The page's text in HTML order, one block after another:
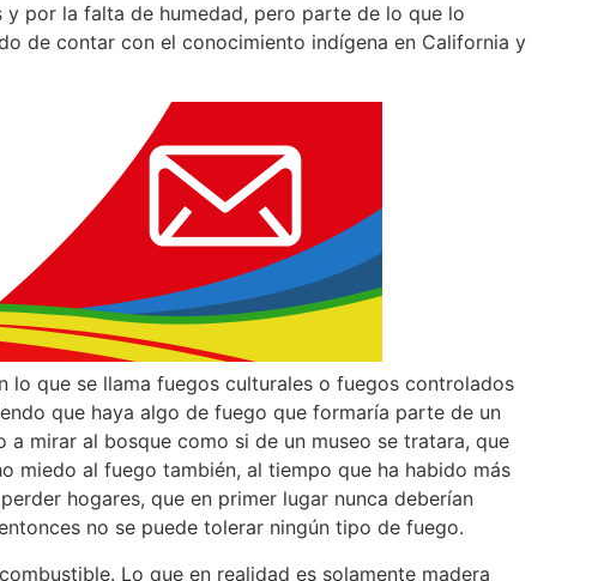
por la falta de humedad, pero parte de lo que lo
de contar con el conocimiento indígena en California y
lo que se llama fuegos culturales o fuegos controlados
que haya algo de fuego que formaría parte de un
mirar al bosque como si de un museo se tratara, que
miedo al fuego también, al tiempo que ha habido más
hogares, que en primer lugar nunca deberían
no se puede tolerar ningún tipo de fuego.
Lo que en realidad es solamente madera